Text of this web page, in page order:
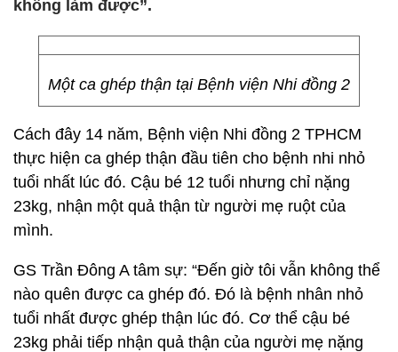
không làm được”.
Một ca ghép thận tại Bệnh viện Nhi đồng 2
Cách đây 14 năm, Bệnh viện Nhi đồng 2 TPHCM
thực hiện ca ghép thận đầu tiên cho bệnh nhi nhỏ
tuổi nhất lúc đó. Cậu bé 12 tuổi nhưng chỉ nặng
23kg, nhận một quả thận từ người mẹ ruột của
mình.
GS Trần Đông A tâm sự: “Đến giờ tôi vẫn không thể
nào quên được ca ghép đó. Đó là bệnh nhân nhỏ
tuổi nhất được ghép thận lúc đó. Cơ thể cậu bé
23kg phải tiếp nhận quả thận của người mẹ nặng